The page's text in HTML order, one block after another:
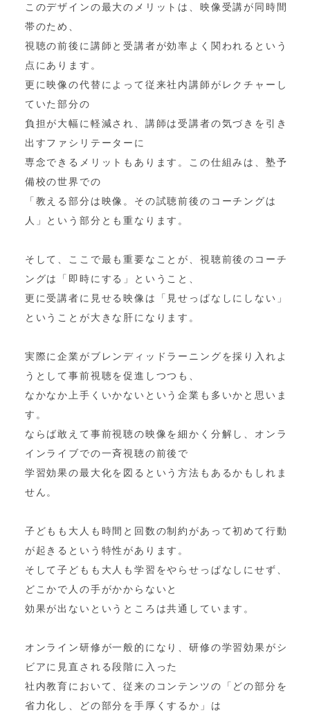
このデザインの最大のメリットは、映像受講が同時間
帯のため、
視聴の前後に講師と受講者が効率よく関われるという
点にあります。
更に映像の代替によって従来社内講師がレクチャーし
ていた部分の
負担が大幅に軽減され、講師は受講者の気づきを引き
出すファシリテーターに
専念できるメリットもあります。この仕組みは、塾予
備校の世界での
「教える部分は映像。その試聴前後のコーチングは
人」という部分とも重なります。
そして、ここで最も重要なことが、視聴前後のコーチ
ングは「即時にする」ということ、
更に受講者に見せる映像は「見せっぱなしにしない」
ということが大きな肝になります。
実際に企業がブレンディッドラーニングを採り入れよ
うとして事前視聴を促進しつつも、
なかなか上手くいかないという企業も多いかと思いま
す。
ならば敢えて事前視聴の映像を細かく分解し、オンラ
インライブでの一斉視聴の前後で
学習効果の最大化を図るという方法もあるかもしれま
せん。
子どもも大人も時間と回数の制約があって初めて行動
が起きるという特性があります。
そして子どもも大人も学習をやらせっぱなしにせず、
どこかで人の手がかからないと
効果が出ないというところは共通しています。
オンライン研修が一般的になり、研修の学習効果がシ
ビアに見直される段階に入った
社内教育において、従来のコンテンツの「どの部分を
省力化し、どの部分を手厚くするか」は